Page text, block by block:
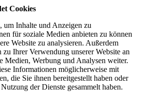
Cookies
um Inhalte und Anzeigen zu
für soziale Medien anbieten zu können
Website zu analysieren. Außerdem
Ihrer Verwendung unserer Website an
Medien, Werbung und Analysen weiter.
Informationen möglicherweise mit
die Sie ihnen bereitgestellt haben oder
der Dienste gesammelt haben.